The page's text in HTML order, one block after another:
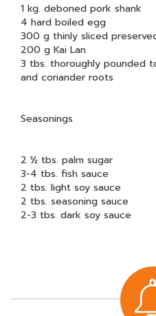
1 kg. deboned pork shank
4 hard boiled egg
300 g thinly sliced
200 g Kai Lan
3 tbs. thoroughly pounded
and coriander roots
Seasonings
2 ½ tbs. palm sugar
3-4 tbs. fish sauce
2 tbs. light soy sauce
2 tbs. seasoning sauce
2-3 tbs. dark soy sauce